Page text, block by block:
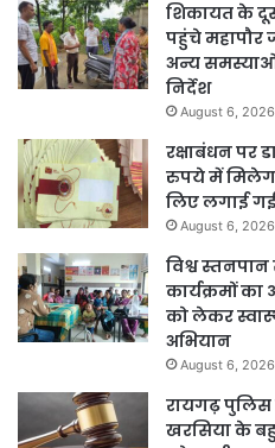
शिकायत के
पहुंचे महापौर
अन्य
निर्देश
August 6, 2026
रक्षाबंधन पर
रुपये में
लिए लगाई गईं
August 6, 2026
विश्व
कार्यक्रमों
को लेकर
अभियान
August 6, 2026
रायगढ़ पुलिस
खरसिया के